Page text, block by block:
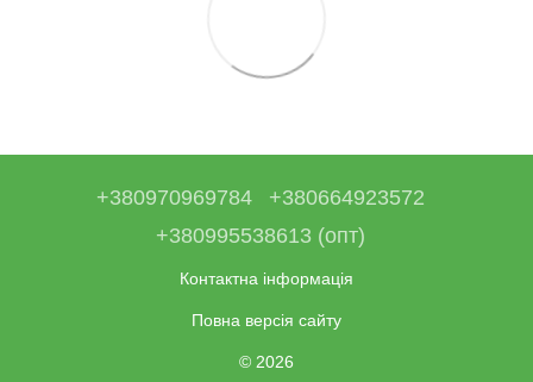
+380970969784
+380664923572
+380995538613 (опт)
Контактна інформація
Повна версія сайту
© 2026